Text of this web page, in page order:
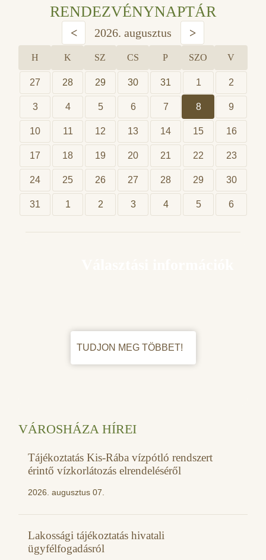
RENDEZVÉNYNAPTÁR
< 2026. augusztus >
H K SZ CS P SZO V
27 28 29 30 31 1 2
3 4 5 6 7 8 9
10 11 12 13 14 15 16
17 18 19 20 21 22 23
24 25 26 27 28 29 30
31 1 2 3 4 5 6
TUDJON MEG TÖBBET!
VÁROSHÁZA HÍREI
Tájékoztatás Kis-Rába vízpótló rendszert
érintő vízkorlátozás elrendeléséről
2026. augusztus 07.
Lakossági tájékoztatás hivatali
ügyfélfogadásról